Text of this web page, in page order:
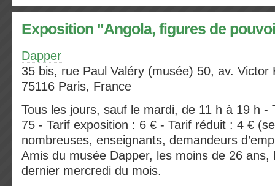
Exposition "Angola, figures de
Dapper
35 bis, rue Paul Valéry (musée) 50, av. Victor
75116 Paris, France
Tous les jours, sauf le mardi, de 11 h à 19 h -
75 - Tarif exposition : 6 € - Tarif réduit : 4 €
nombreuses, enseignants, demandeurs
Amis du musée Dapper, les moins de 26 ans,
dernier mercredi du mois.